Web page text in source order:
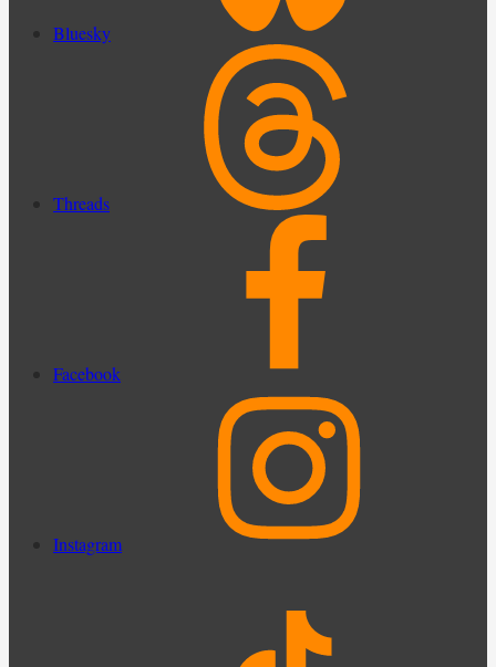
Bluesky
Threads
Facebook
Instagram